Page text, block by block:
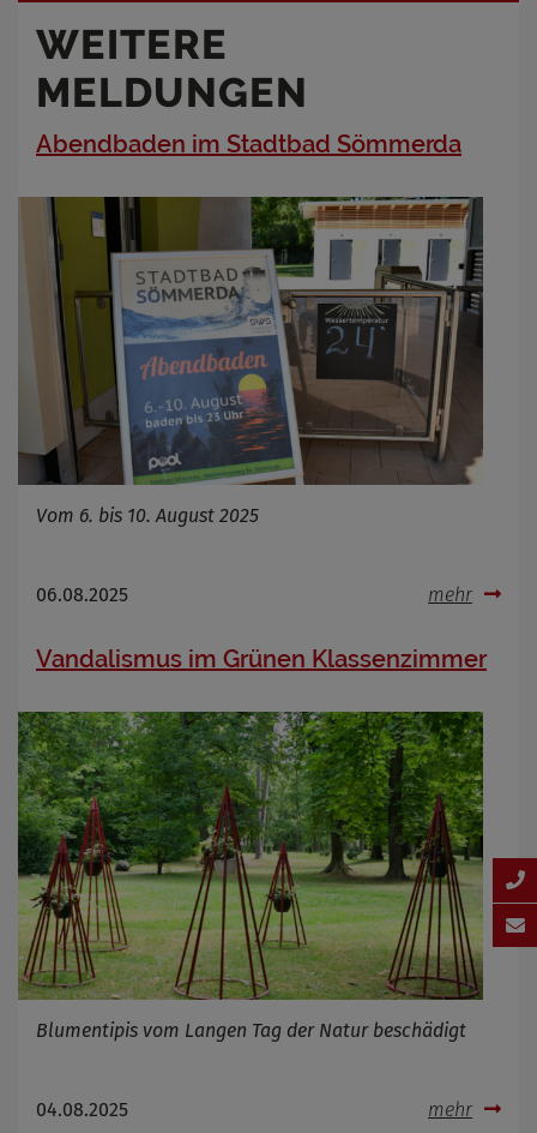
WEITERE
MELDUNGEN
Abendbaden im Stadtbad Sömmerda
Vom 6. bis 10. August 2025
06.08.2025 mehr
Vandalismus im Grünen Klassenzimmer
Blumentipis vom Langen Tag der Natur beschädigt
04.08.2025 mehr